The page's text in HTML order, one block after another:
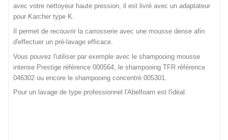
avec votre nettoyeur haute pression, il est livré avec un adaptateur
pour Karcher type K.
Il permet de recouvrir la carrosserie avec une mousse dense afin
d'effectuer un pré-lavage efficace.
Vous pouvez l'utiliser par exemple avec le shampooing mousse
intense Prestige référence 000564, le shampooing TFR référence
046302 ou encore le shampooing concentré 005301.
Pour un lavage de type professionnel l'Abelfoam est l'idéal.